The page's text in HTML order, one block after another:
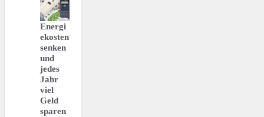
Energi
ekosten
senken
und
jedes
Jahr
viel
Geld
sparen